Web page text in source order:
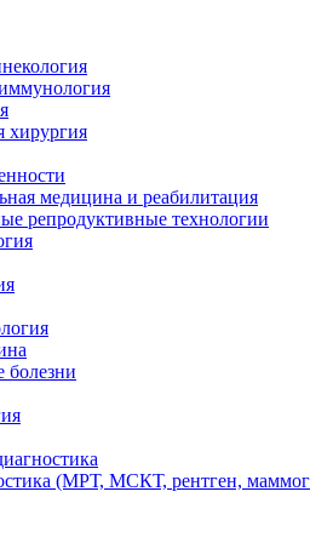
хирургия
медицина и реабилитация
репродуктивные технологии
(МРТ, МСКТ, рентген,